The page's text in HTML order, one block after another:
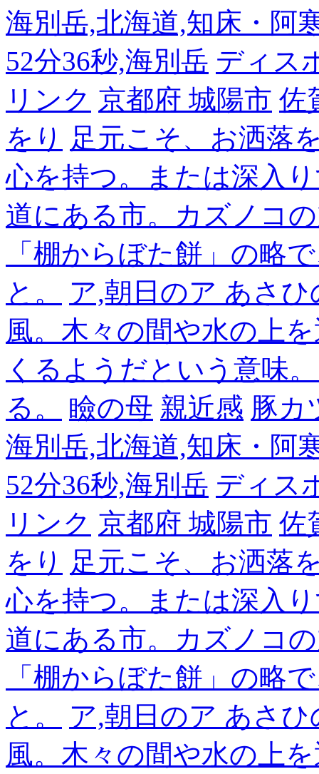
海別岳,北海道,知床・阿
52分36秒,海別岳 ディス
リンク 京都府 城陽市 佐
をり 足元こそ、お洒落
心を持つ。または深入
道にある市。カズノコ
「棚からぼた餅」の略
と。
ア,朝日のア あさひ
風。木々の間や水の上
くるようだという意味
る。
瞼の母 親近感 豚カ
海別岳,北海道,知床・阿
52分36秒,海別岳 ディス
リンク 京都府 城陽市 佐
をり 足元こそ、お洒落
心を持つ。または深入
道にある市。カズノコ
「棚からぼた餅」の略
と。
ア,朝日のア あさひ
風。木々の間や水の上